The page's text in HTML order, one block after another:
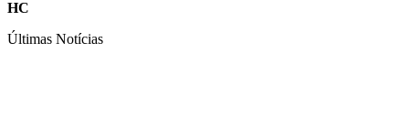
HC
Últimas Notícias